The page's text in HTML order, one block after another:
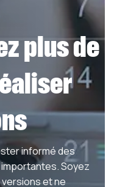
plus de
informé des
Soyez
et ne